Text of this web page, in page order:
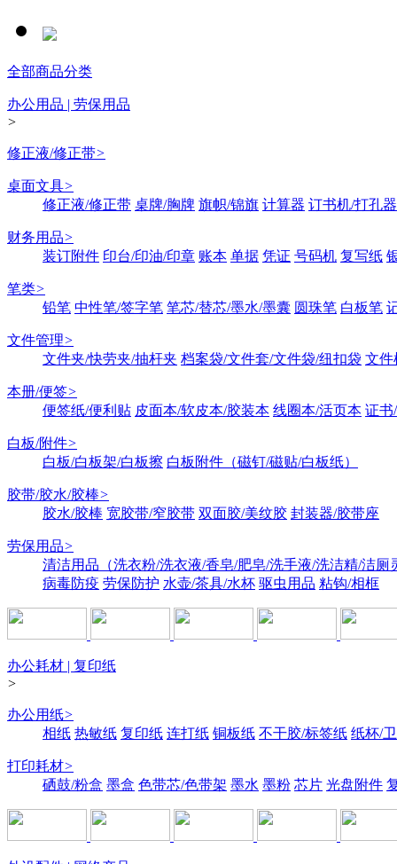
全部商品分类
办公用品 | 劳保用品
>
修正液/修正带>
桌面文具>
修正液/修正带 桌牌/胸牌 旗帜/锦旗 计算器 订书机/打孔器
财务用品>
装订附件 印台/印油/印章 账本 单据 凭证 号码机 复写纸
笔类>
铅笔 中性笔/签字笔 笔芯/替芯/墨水/墨囊 圆珠笔 白板笔
文件管理>
文件夹/快劳夹/抽杆夹 档案袋/文件套/文件袋/纽扣袋 文件
本册/便签>
便签纸/便利贴 皮面本/软皮本/胶装本 线圈本/活页本 证书
白板/附件>
白板/白板架/白板擦 白板附件（磁钉/磁贴/白板纸）
胶带/胶水/胶棒>
胶水/胶棒 宽胶带/窄胶带 双面胶/美纹胶 封装器/胶带座
劳保用品>
清洁用品（洗衣粉/洗衣液/香皂/肥皂/洗手液/洗洁精/洁厕
病毒防疫 劳保防护 水壶/茶具/水杯 驱虫用品 粘钩/相框
办公耗材 | 复印纸
>
办公用纸>
相纸 热敏纸 复印纸 连打纸 铜板纸 不干胶/标签纸 纸杯/
打印耗材>
硒鼓/粉盒 墨盒 色带芯/色带架 墨水 墨粉 芯片 光盘附件